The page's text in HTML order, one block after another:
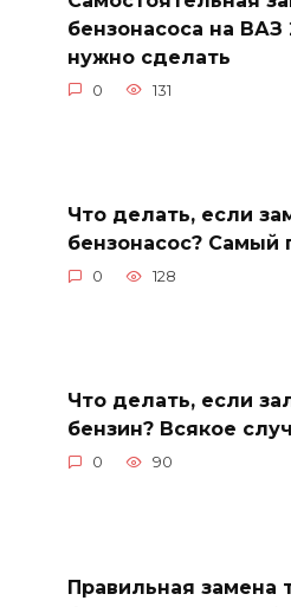
бензонасоса на ВАЗ
нужно сделать
0 131
Что делать, если
бензонасос? Самый
0 128
Что делать, если
бензин? Всякое
0 90
Правильная замена